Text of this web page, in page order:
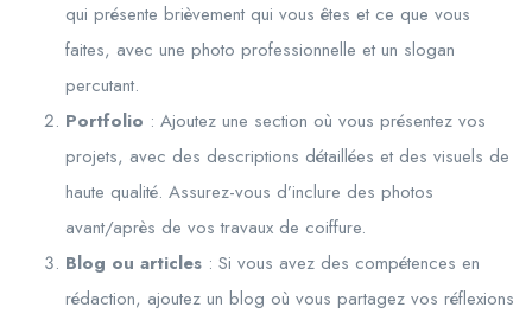
qui présente brièvement qui vous êtes et ce que vous
faites, avec une photo professionnelle et un slogan
percutant.
Portfolio : Ajoutez une section où vous présentez vos
projets, avec des descriptions détaillées et des visuels de
haute qualité. Assurez-vous d’inclure des photos
avant/après de vos travaux de coiffure.
Blog ou articles : Si vous avez des compétences en
rédaction, ajoutez un blog où vous partagez vos réflexions